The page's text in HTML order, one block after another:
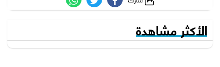
الأكثر مشاهدة